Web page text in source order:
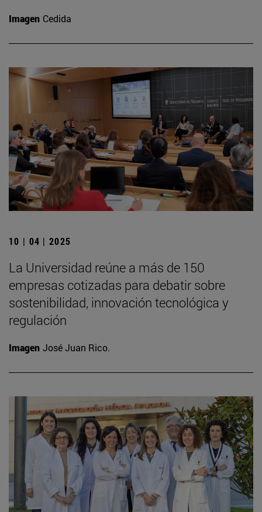
Imagen Cedida
10 | 04 | 2025
La Universidad reúne a más de 150
empresas cotizadas para debatir sobre
sostenibilidad, innovación tecnológica y
regulación
Imagen José Juan Rico.